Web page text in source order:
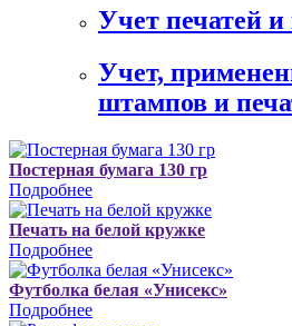
Учет печатей
Учет,
штампов и
Постерная бумага 130 гр
Подробнее
Печать на белой кружке
Подробнее
Футболка белая «Унисекс»
Подробнее